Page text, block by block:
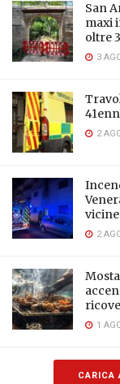
San
maxi
oltre
3
2
vicine
2
1
CARICA